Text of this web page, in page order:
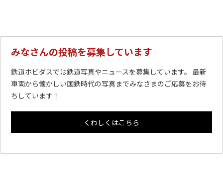
みなさんの投稿を募集しています
鉄道ホビダスでは鉄道写真やニュースを募集しています。 最新
車両から懐かしい国鉄時代の写真までみなさまのご応募をお待
ちしています！
くわしくはこちら